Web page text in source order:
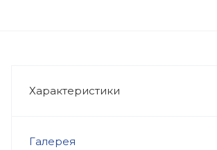
Характеристики
Галерея